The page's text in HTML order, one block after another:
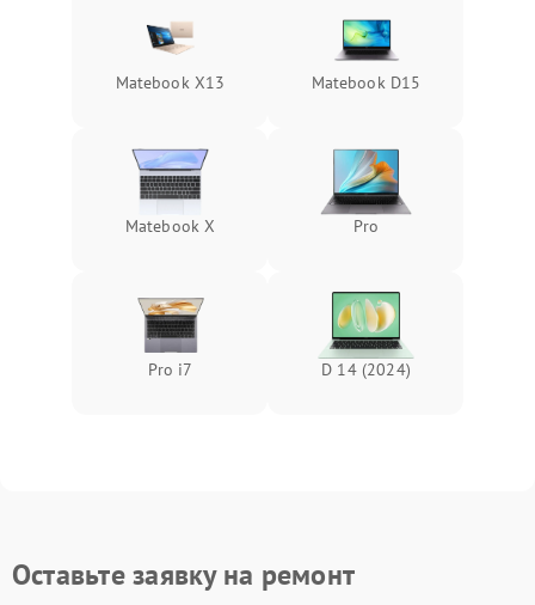
Matebook X13 Matebook D15
Matebook X Pro
Pro i7 D 14 (2024)
Оставьте заявку на ремонт